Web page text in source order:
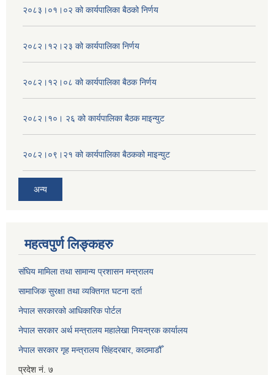
२०८३।०१।०२ को कार्यपालिका बैठको निर्णय
२०८२।१२।२३ को कार्यपालिका निर्णय
२०८२।१२।०८ को कार्यपालिका बैठक निर्णय
२०८२।१०। २६ को कार्यपालिका बैठक माइन्युट
२०८२।०९।२१ को कार्यपालिका बैठकको माइन्युट
अन्य
महत्वपुर्ण लिङ्कहरु
संघिय मामिला तथा सामान्य प्रशासन मन्त्रालय
सामाजिक सुरक्षा तथा व्यक्तिगत घटना दर्ता
नेपाल सरकारको आधिकारिक पोर्टल
नेपाल सरकार अर्थ मन्त्रालय महालेखा नियन्त्रक कार्यालय
नेपाल सरकार गृह मन्त्रालय सिंहदरबार, काठमाडौँ
प्रदेश नं. ७